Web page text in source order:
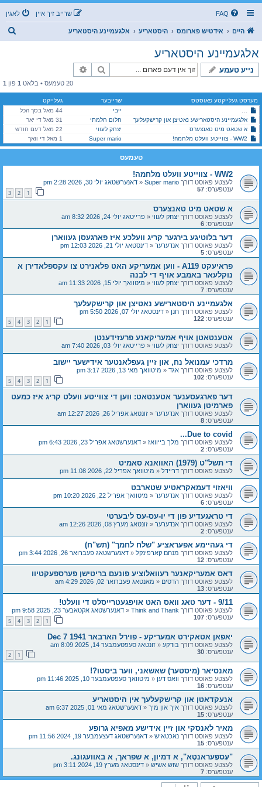
FAQ לאגין שרייב זיך איין
היים אידטיש פארומס היסטאריע אלגעמיינע היסטאריע
אלגעמיינע היסטאריע
נייע טעמע זוך
20 טעמעס • בלאט 1 פון 1
מערסט געלייקטע פאוסטס שרייבער
געלייקט
דער פארגעסענער אטענטאט: ווען די צווייטע וועלט קריג איז כמעט פארמיטן געווארן
ייבי
44 מאל בסך הכל
אלגעמיינע היסטארישע נאטיצן און קרישקעלעך
חלום חלמתי
31 מאל די יאר
א שטאט מיט טאנצערס
יצחק לעווי
22 מאל דעם חודש
WW2 - צווייטע וועלט מלחמה!
Super mario 1 מאל די וואך
טעמעס
WW2 - צווייטע וועלט מלחמה!
לעצטע פאוסט דורך Super mario
« דאנערשטאג יולי 30, 2026 2:28 pm
ענטפערס: 57
1
2
3
א שטאט מיט טאנצערס
לעצטע פאוסט דורך יצחק לעווי « פרייטאג יולי 24, 2026 8:32 am
ענטפערס: 6
דער בלוטיגע בירגער קריג וועלכע איז פארגעסן געווארן
לעצטע פאוסט דורך אנדערער « דינסטאג יולי 21, 2026 12:03 pm
ענטפערס: 5
פראיעקט A119 - ווען אמעריקע האט פלאנירט צו עקספלאדירן א
נוקלעאר באמבע אויף די לבנה
לעצטע פאוסט דורך יצחק לעווי « מיטוואך יולי 15, 2026 11:33 am
ענטפערס: 7
אלגעמיינע היסטארישע נאטיצן און קרישקעלעך
לעצטע פאוסט דורך חנן « דינסטאג יולי 07, 2026 5:50 pm
ענטפערס: 122
1
2
3
4
5
אטענטאטן אויף אמעריקאנע פרעזידענטן
לעצטע פאוסט דורך יצחק לעווי « פרייטאג יולי 03, 2026 7:40 am
מרדכי עמנואל נח, און זיין געפלאנטער אידישער יישוב
לעצטע פאוסט דורך אגד « מיטוואך מאי 13, 2026 3:17 pm
ענטפערס: 102
1
2
3
4
5
דער פארגעסענער אטענטאט: ווען די צווייטע וועלט קריג איז כמעט
פארמיטן געווארן
לעצטע פאוסט דורך אנדערער « זונטאג אפריל 26, 2026 12:27 am
ענטפערס: 8
Due to covid...
לעצטע פאוסט דורך מלך בייוואז « דאנערשטאג אפריל 23, 2026 6:43 pm
ענטפערס: 2
די תשל"ט (1979) האוואנא סאמיט
לעצטע פאוסט דורך דריידל « מיטוואך אפריל 22, 2026 11:08 pm
וויאזוי דעמאקראטיע שטארבט
לעצטע פאוסט דורך אנדערער « מיטוואך אפריל 22, 2026 10:20 pm
ענטפערס: 6
די טראגעדיע פון די יו-עס-עס ליבערטי
לעצטע פאוסט דורך אנדערער « זונטאג מערץ 08, 2026 12:26 am
ענטפערס: 2
די געהיימע אפעראציע "שלח לחמך" (תש"ח)
לעצטע פאוסט דורך מנחם קארפינקל « דאנערשטאג פעברואר 26, 2026 3:44 pm
ענטפערס: 12
דאס אמעריקאנער רעוואלוציע פונעם בריטישן פערספעקטיוו
לעצטע פאוסט דורך הדסים « מאנטאג פעברואר 02, 2026 4:29 am
ענטפערס: 13
9/11 - דער טאג וואס האט אויפגעטרייסלט די וועלט!
לעצטע פאוסט דורך Think and Thank
« דאנערשטאג אקטאבער 23, 2025 9:58 pm
ענטפערס: 107
1
2
3
4
5
יאפאן אטאקירט אמעריקע - פוירל הארבאר Dec 7 1941
לעצטע פאוסט דורך בודקע « זונטאג סעפטעמבער 14, 2025 8:09 am
ענטפערס: 30
1
2
מאנסיאר (מיסטער) שאשאני, ווער ביסטו?!
לעצטע פאוסט דורך וואס דען « מיטוואך סעפטעמבער 10, 2025 11:46 pm
ענטפערס: 16
אנעקדאטן און קרישקעלעך אין היסטאריע
לעצטע פאוסט דורך איך און מיך « דאנערשטאג מאי 01, 2025 6:37 am
ענטפערס: 15
מאיר לאנסקי און זיין אידישע מאפיא גרופע
לעצטע פאוסט דורך נאכטאיש « דאנערשטאג דעצעמבער 19, 2024 11:56 pm
ענטפערס: 15
"עֶספֶּעראנטָא", א דמיון, א שפראך, א באוועגונג.
לעצטע פאוסט דורך שוש אשיש « דינסטאג מערץ 19, 2024 3:11 pm
ענטפערס: 7